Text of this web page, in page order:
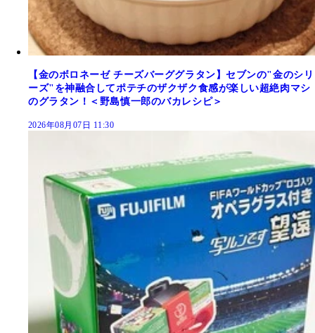
【金のボロネーゼ チーズバーググラタン】セブンの"金のシリ
ーズ"を神融合してポテチのザクザク食感が楽しい超絶肉マシ
のグラタン！＜野島慎一郎のバカレシピ＞
2026年08月07日 11:30